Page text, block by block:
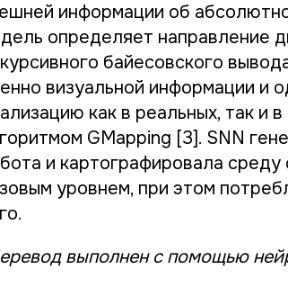
информации об
определяет направление
байесовского
визуальной информации и
как в реальных, так и
GMapping [3]. SNN
и картографировала
уровнем, при этом
выполнен с помощью